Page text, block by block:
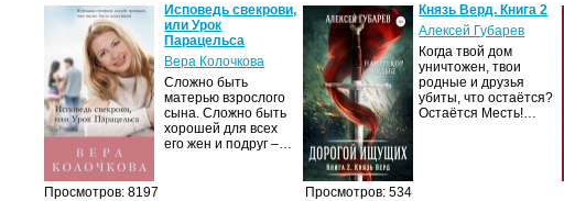
Просмотров: 8197
Исповедь свекрови,
или Урок
Парацельса
Вера Колочкова
Сложно быть
матерью взрослого
сына. Сложно быть
хорошей для всех
его жен и подруг –…
Просмотров: 534
Князь Верд. Книга 2
Алексей Губарев
Когда твой дом
уничтожен, твои
родные и друзья
убиты, что остаётся?
Остаётся Месть!…